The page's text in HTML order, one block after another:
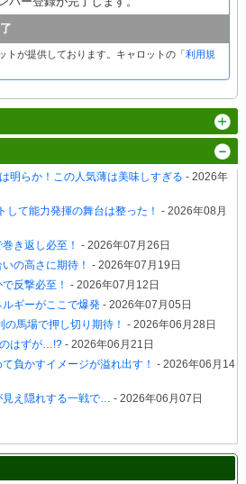
トが提供しております。キャロットの「利用規
明らか！この人気薄は美味しすぎる - 2026年
して能力発揮の舞台は整った！ - 2026年08月
き返し必至！ - 2026年07月26日
の高さに期待！ - 2026年07月19日
反撃必至！ - 2026年07月12日
ルギーがここで爆発- 2026年07月05日
の馬場で押し切り期待！ - 2026年06月28日
のはずが…!?- 2026年06月21日
負かすイメージが溢れ出す！ - 2026年06月14
見え隠れする一戦で… - 2026年06月07日